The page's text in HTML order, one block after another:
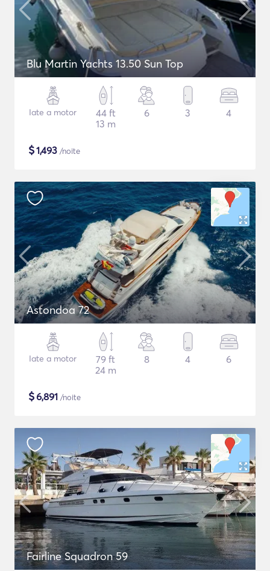
Blu Martin Yachts 13.50 Sun Top
Iate a motor
44 ft
13 m
6 3 4
$1,493 /noite
Astondoa 72
Iate a motor
79 ft
24 m
8 4 6
$6,891 /noite
Fairline Squadron 59